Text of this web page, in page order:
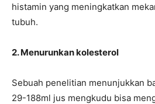
histamin yang meningkatkan
tubuh.
2. Menurunkan kolesterol
Sebuah penelitian menunjukkan
29-188ml jus mengkudu bisa